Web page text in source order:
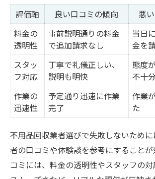
評価軸 良い口コミの傾向
悪
料金の
透明性
事前説明通りの料金
で追加請求なし
当日
金を
スタッ
フ対応
丁寧で礼儀正しい、
説明も明快
態度
不十
作業の
迅速性
予定通り迅速に作業
完了
作業
た
不用品回収業者選びで失敗しないため
者の口コミや体験談を参考にすることが
コミには、料金の透明性やスタッフの